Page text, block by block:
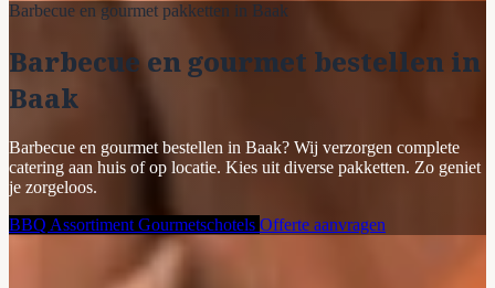
Barbecue en gourmet pakketten in Baak
Barbecue en gourmet bestellen in
Baak
Barbecue en gourmet bestellen in Baak? Wij verzorgen complete
catering aan huis of op locatie. Kies uit diverse pakketten. Zo geniet
je zorgeloos.
BBQ Assortiment Gourmetschotels Offerte aanvragen